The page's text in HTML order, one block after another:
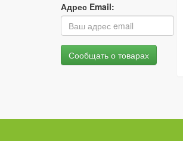
Адрес Email: